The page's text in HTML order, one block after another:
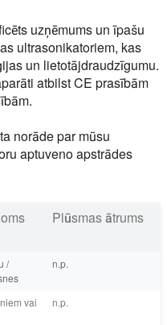
uzņēmums un īpašu
ultrasonikatoriem, kas
un lietotājdraudzīgumu.
atbilst CE prasībām
norāde par mūsu
aptuveno apstrādes
Plūsmas ātrums
/
n.p.
vai
n.p.